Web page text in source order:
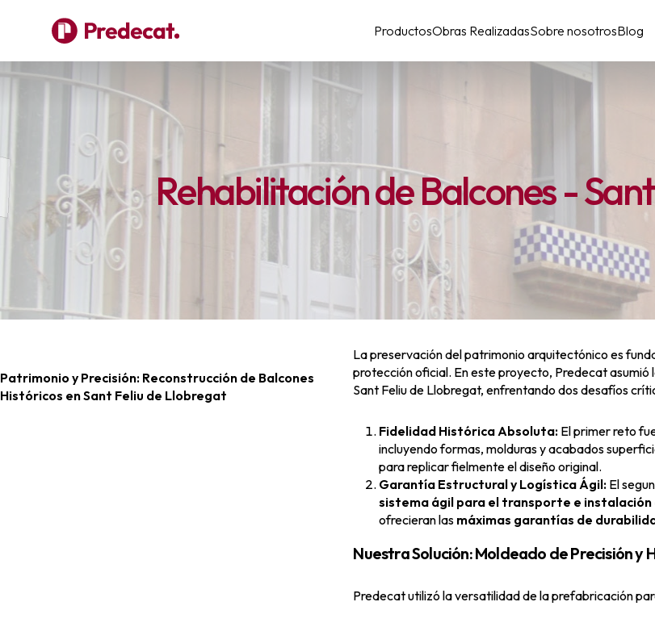
ProductosObras RealizadasSobre nosotrosBlog
Rehabilitación de Balcones -
Patrimonio y Precisión: Reconstrucción de Balcones
Históricos en Sant Feliu de Llobregat
La preservación del patrimonio arquitectónico es
protección oficial. En este proyecto, Predecat asumió
Sant Feliu de Llobregat, enfrentando dos desafíos
Fidelidad Histórica Absoluta: El primer reto
incluyendo formas, molduras y acabados
para replicar fielmente el diseño original.
Garantía Estructural y Logística Ágil: El
sistema ágil para el transporte e instalación
ofrecieran las máximas garantías de
Nuestra Solución: Moldeado de Precisión
Predecat utilizó la versatilidad de la prefabricación